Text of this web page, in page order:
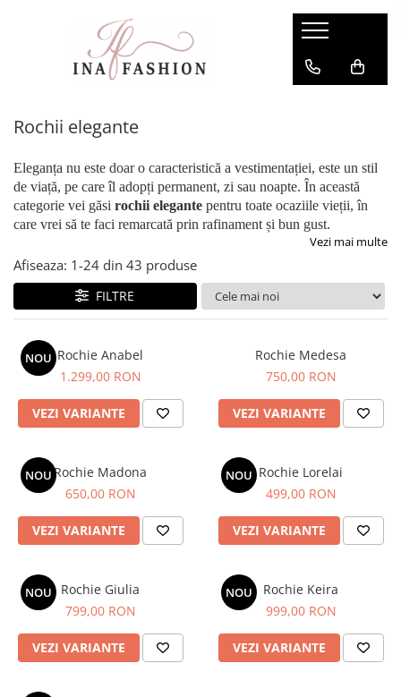
Rochii Dama de Vanzare
Rochii de seara
Rochii lungi
Rochii de zi
Rochii de nunta
Rochii revelion
Rochii mulate
Rochii de club
Compleuri dama
Compleuri elegante
Rochii elegante
Eleganța nu este doar o caracteristică a vestimentației, este un stil
de viață, pe care îl adopți permanent, zi sau noapte. În această
categorie vei găsi rochii elegante pentru toate ocaziile vieții, în
care vrei să te faci remarcată prin rafinament și bun gust.
Vezi mai multe
Afiseaza: 1-24 din 43 produse
FILTRE
NOU Rochie Anabel
1.299,00 RON
VEZI VARIANTE
Rochie Medesa
750,00 RON
VEZI VARIANTE
NOURochie Madona
650,00 RON
VEZI VARIANTE
NOU Rochie Lorelai
499,00 RON
VEZI VARIANTE
NOU
Rochie Giulia
799,00 RON
VEZI VARIANTE
NOU
Rochie Keira
999,00 RON
VEZI VARIANTE